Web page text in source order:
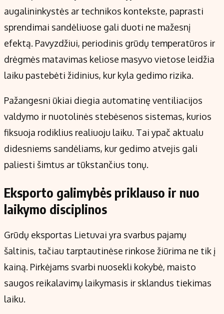
augalininkystės ar technikos kontekste, paprasti
sprendimai sandėliuose gali duoti ne mažesnį
efektą. Pavyzdžiui, periodinis grūdų temperatūros ir
drėgmės matavimas keliose masyvo vietose leidžia
laiku pastebėti židinius, kur kyla gedimo rizika.
Pažangesni ūkiai diegia automatinę ventiliacijos
valdymo ir nuotolinės stebėsenos sistemas, kurios
fiksuoja rodiklius realiuoju laiku. Tai ypač aktualu
didesniems sandėliams, kur gedimo atvejis gali
paliesti šimtus ar tūkstančius tonų.
Eksporto galimybės priklauso ir nuo
laikymo disciplinos
Grūdų eksportas Lietuvai yra svarbus pajamų
šaltinis, tačiau tarptautinėse rinkose žiūrima ne tik į
kainą. Pirkėjams svarbi nuosekli kokybė, maisto
saugos reikalavimų laikymasis ir sklandus tiekimas
laiku.